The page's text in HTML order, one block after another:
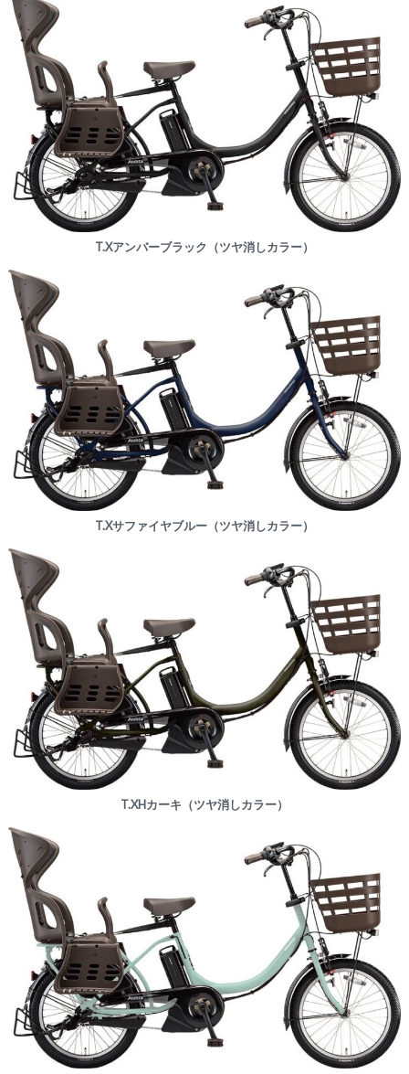
T.Xアンバーブラック（ツヤ消しカラー）
T.Xサファイヤブルー（ツヤ消しカラー）
T.XHカーキ（ツヤ消しカラー）